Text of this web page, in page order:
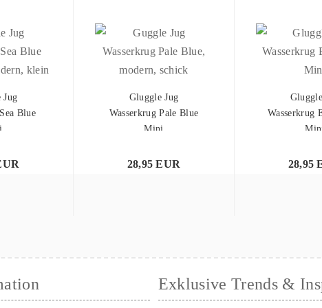
Jug
Blue
Gluggle Jug
Wasserkrug Pale Blue
Mini
28,95 EUR
Wasserkrug
28,95
Exklusive Trends &